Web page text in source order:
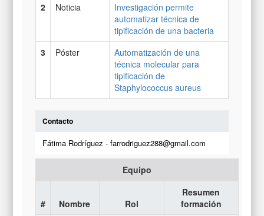
2
Noticia
Investigación permite
automatizar técnica de
tipificación de una bacteria
3
Póster
Automatización de una
técnica molecular para
tipificación de
Staphylococcus aureus
Contacto
Fátima Rodríguez - farrodriguez288@gmail.com
Equipo
# Nombre Rol
Resumen
formación